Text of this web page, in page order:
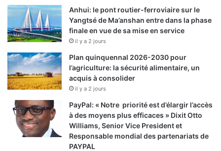
Anhui: le pont routier-ferroviaire sur le
Yangtsé de Ma’anshan entre dans la phase
finale en vue de sa mise en service
il y a 2 jours
Plan quinquennal 2026-2030 pour
l’agriculture: la sécurité alimentaire, un
acquis à consolider
il y a 2 jours
PayPal: « Notre priorité est d’élargir l’accès
à des moyens plus efficaces » Dixit Otto
Williams, Senior Vice President et
Responsable mondial des partenariats de
PAYPAL